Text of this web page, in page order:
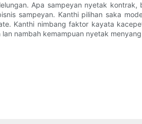
Apa sampeyan nyetak kontrak,
sampeyan. Kanthi pilihan saka
Kanthi nimbang faktor kayata
nambah kemampuan nyetak